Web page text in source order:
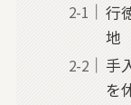
行
地
手
を